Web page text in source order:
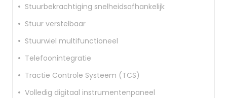
Stuurbekrachtiging snelheidsafhankelijk
Stuur verstelbaar
Stuurwiel multifunctioneel
Telefoonintegratie
Tractie Controle Systeem (TCS)
Volledig digitaal instrumentenpaneel